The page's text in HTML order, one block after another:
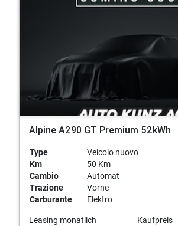
Alpine A290 GT Premium 52kWh
Type
Veicolo nuovo
Km
50 Km
Cambio
Automat
Trazione
Vorne
Carburante
Elektro
Leasing monatlich Kaufpreis